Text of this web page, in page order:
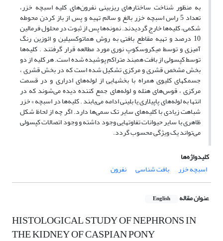
به منظور شناخت ساختارهای ریزبینی نفرون‌های کلیه اسبچه خزر،
تعداد 5 راس اسبچه خزر بالغ و سالم تهیه و پس از باز کردن محوطه
شکمی، کلیه‌ها خارج گردیدند. نمونه‌ها پس از ثبوت در محلول فرمالین
10 درصد و تهیه مقاطع بافتی به روش هماتوکسیلین و ائوزین رنگ
آمیزی و توسط میکروسکوپ نوری مورد مطالعه قرار گرفتند . کلیه‌ها
توسط کپسولی از بافت همبند متراکم پوشیده شده است. هر کلیه از دو
بخش مشخص قشری و مرکزی تشکیل شده است که در بخش قشری ،
جسمکهای کلیوی همراه با بخشهایی از لوله‌های ادراری و در قسمت
مرکزی ، قوس‌های هنله و لوله‌های جمع کننده دیده می‌شوند که در
انتها به لوله‌های پاپیلاری یا بلینی ادامه می‌یابند . کلیه‌ها در اسبچه » خزر
شباهت زیادی با کلیه‌های سایر تک سمی‌ها دارد. اگر چه از لحاظ شکل
ظاهری با سایر حیوانات تفاوتهایی وجود داشته و وجود اتصالات کپسولی
می‌تواند یک ویژگی محسوب گردد.
کلیدواژه‌ها
اسبچه خزر
بافت شناسی نفرون
عنوان مقاله English
HISTOLOGICAL STUDY OF NEPHRONS IN
THE KIDNEY OF CASPIAN PONY